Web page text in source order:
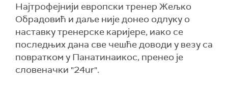
Најтрофејнији европски тренер Жељко
Обрадовић и даље није донео одлуку о
наставку тренерске каријере, иако се
последњих дана све чешће доводи у везу са
повратком у Панатинаикос, пренео је
словеначки "24ur".